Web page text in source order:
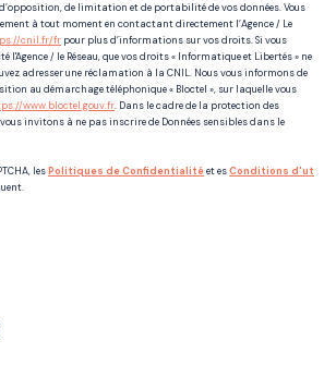
de limitation et de portabilité de vos données. Vous
à tout moment en contactant directement l’Agence / Le
cnil.fr/fr pour plus d’informations sur vos droits. Si vous
l'Agence / le Réseau, que vos droits « Informatique et Libertés » ne
adresser une réclamation à la CNIL. Nous vous informons de
au démarchage téléphonique « Bloctel », sur laquelle vous
www.bloctel.gouv.fr. Dans le cadre de la protection des
invitons à ne pas inscrire de Données sensibles dans le
lesPolitiques de Confidentialitéet esConditions d'ut